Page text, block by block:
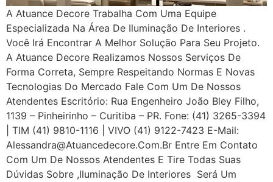
A Atuance Decore Trabalha Com Uma Equipe
Especializada Na Área De Iluminação De Interiores .
Você Irá Encontrar A Melhor Solução Para Seu Projeto.
A Atuance Decore Realizamos Nossos Serviços De
Forma Correta, Sempre Respeitando Normas E Novas
Tecnologias Do Mercado Fale Com Um De Nossos
Atendentes Escritório: Rua Engenheiro João Bley Filho,
1139 – Pinheirinho – Curitiba – PR. Fone: (41) 3265-3394
| TIM (41) 9810-1116 | VIVO (41) 9122-7423 E-Mail:
Alessandra@atuancedecore.com.br Entre Em Contato
Com Um De Nossos Atendentes E Tire Todas Suas
Dúvidas Sobre ,iluminação De Interiores Será Um